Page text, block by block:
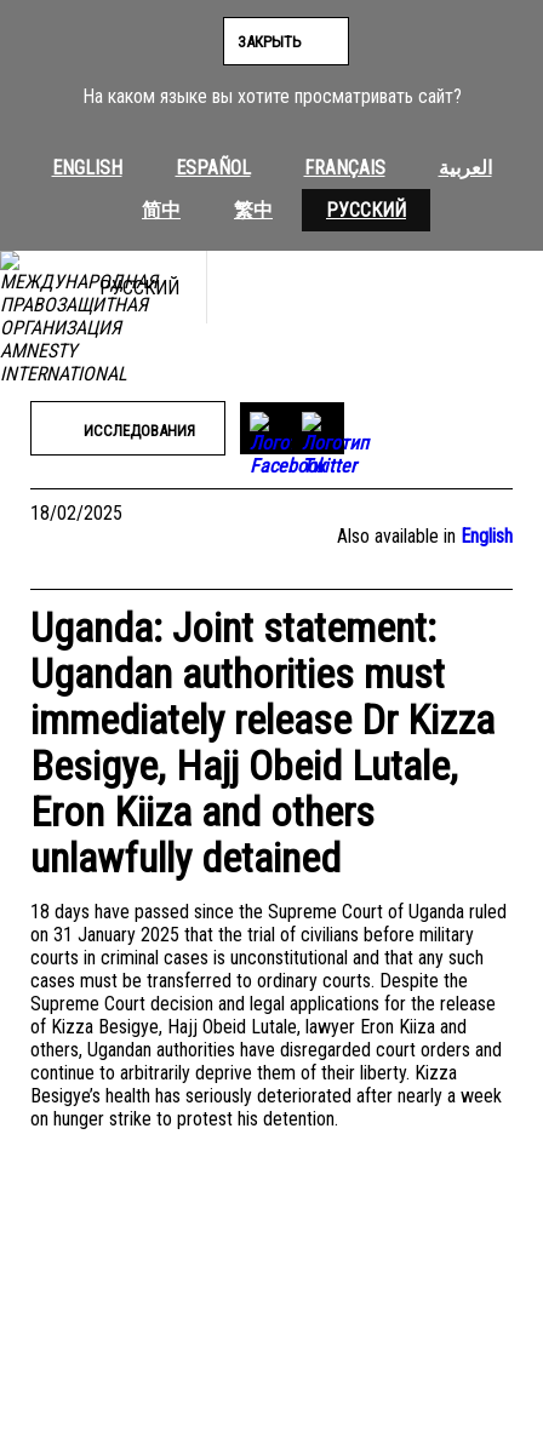
На каком языке вы хотите просматривать сайт?
ENGLISH ESPAÑOL FRANÇAIS
العربية
简中
繁中 РУССКИЙ
ЗАКРЫТЬ
РУССКИЙ
ИССЛЕДОВАНИЯ
18/02/2025
Also available in English
Uganda: Joint statement:
Ugandan authorities must
immediately release Dr Kizza
Besigye, Hajj Obeid Lutale,
Eron Kiiza and others
unlawfully detained
18 days have passed since the Supreme Court of Uganda ruled
on 31 January 2025 that the trial of civilians before military
courts in criminal cases is unconstitutional and that any such
cases must be transferred to ordinary courts. Despite the
Supreme Court decision and legal applications for the release
of Kizza Besigye, Hajj Obeid Lutale, lawyer Eron Kiiza and
others, Ugandan authorities have disregarded court orders and
continue to arbitrarily deprive them of their liberty. Kizza
Besigye’s health has seriously deteriorated after nearly a week
on hunger strike to protest his detention.